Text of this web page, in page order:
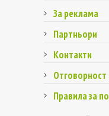
За реклама
Партньори
Контакти
Отговорност
Правила за